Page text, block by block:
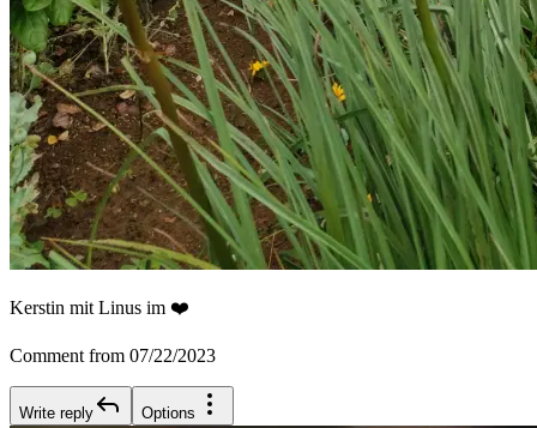
Kerstin mit Linus im ❤️
Comment from 07/22/2023
Write reply Options